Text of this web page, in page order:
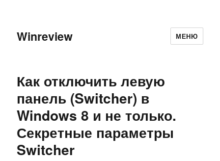
Winreview МЕНЮ
Как отключить левую
панель (Switcher) в
Windows 8 и не только.
Секретные параметры
Switcher